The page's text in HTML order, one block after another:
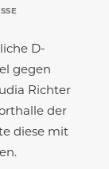
D-
gegen
Richter
der
diese mit